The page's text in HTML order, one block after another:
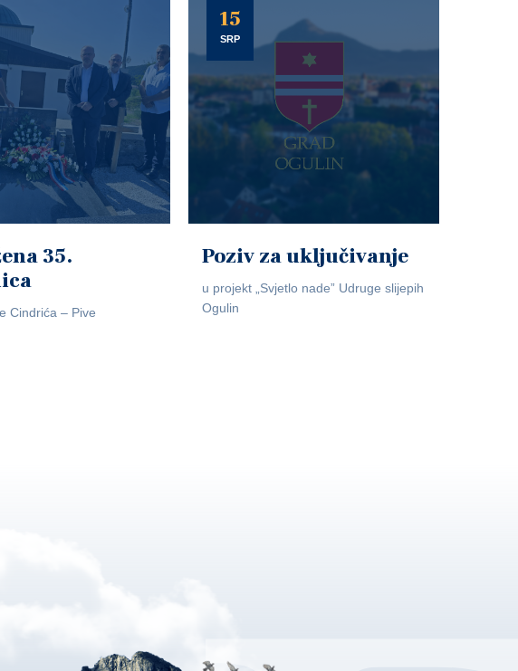
35.
Cindrića – Pive
15
SRP
Poziv za uključivanje
u projekt „Svjetlo nade” Udruge slijepih
Ogulin